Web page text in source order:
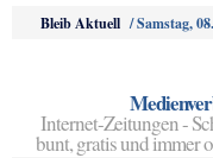
Bleib Aktuell /Samstag,
Internet-Zeitungen -
bunt, gratis und immer